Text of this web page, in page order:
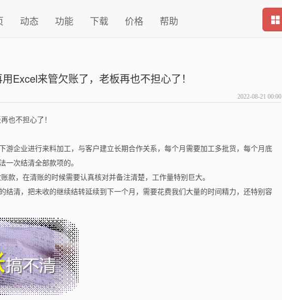
动态 功能 下载 价格 帮助
Excel来管欠账了，老板再也不担心了！
2022-08-21 00:00
也不担心了！
游企业进行来料加工，与客户建立长期合作关系，每个月需要加工多批货，每个月底
一次结清全部款项的。
款，在清账的时候需要认真核对并备注清楚，工作量特别巨大。
结清，把未收的继续结转延续到下一个月，需要花费我们大量的时间精力，还特别容